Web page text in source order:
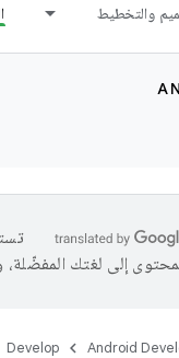
والتخطيط
إلى لغتك
Android
Develop